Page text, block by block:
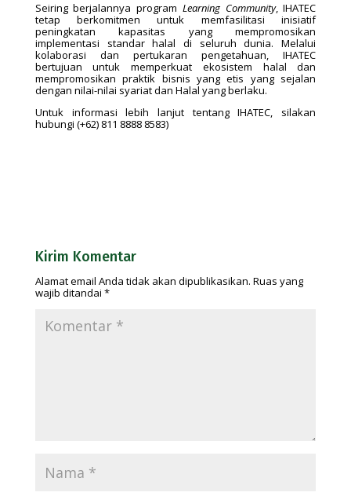
Seiring berjalannya program Learning Community, IHATEC
tetap berkomitmen untuk memfasilitasi inisiatif
peningkatan kapasitas yang mempromosikan
implementasi standar halal di seluruh dunia. Melalui
kolaborasi dan pertukaran pengetahuan, IHATEC
bertujuan untuk memperkuat ekosistem halal dan
mempromosikan praktik bisnis yang etis yang sejalan
dengan nilai-nilai syariat dan Halal yang berlaku.
Untuk informasi lebih lanjut tentang IHATEC, silakan
hubungi (+62) 811 8888 8583)
Kirim Komentar
Alamat email Anda tidak akan dipublikasikan. Ruas yang
wajib ditandai *